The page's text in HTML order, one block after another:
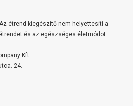
étrend-kiegészítő nem helyettesíti a
és az egészséges életmódot.
Kft.
24.